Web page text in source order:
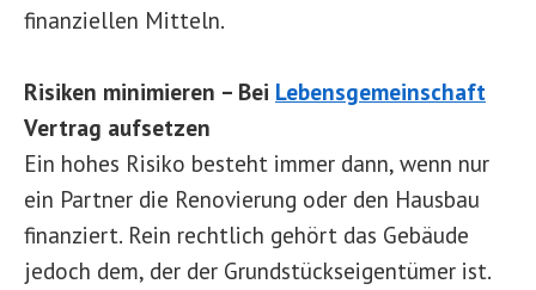
finanziellen Mitteln.
Risiken minimieren – Bei Lebensgemeinschaft
Vertrag aufsetzen
Ein hohes Risiko besteht immer dann, wenn nur
ein Partner die Renovierung oder den Hausbau
finanziert. Rein rechtlich gehört das Gebäude
jedoch dem, der der Grundstückseigentümer ist.